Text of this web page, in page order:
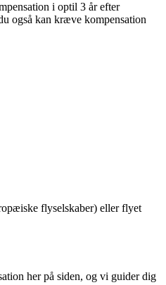
i optil 3 år efter
også kan kræve kompensation
flyselskaber) eller flyet
her på siden, og vi guider dig